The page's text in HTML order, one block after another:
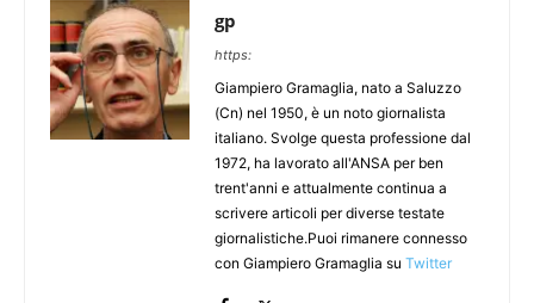
gp
https:
Giampiero Gramaglia, nato a Saluzzo
(Cn) nel 1950, è un noto giornalista
italiano. Svolge questa professione dal
1972, ha lavorato all'ANSA per ben
trent'anni e attualmente continua a
scrivere articoli per diverse testate
giornalistiche.Puoi rimanere connesso
con Giampiero Gramaglia su Twitter